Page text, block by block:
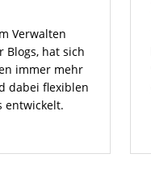
Verwalten
Blogs, hat sich
immer mehr
dabei flexiblen
entwickelt.